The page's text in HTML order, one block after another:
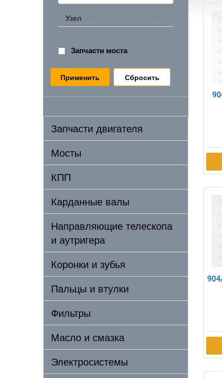
Узел
Запчасти моста
Сбросить
Запчасти двигателя
Мосты
КПП
Карданные валы
Направляющие телескопа
и аутригера
Коронки и зубья
Пальцы и втулки
Фильтры
Масло и смазка
Электросистемы